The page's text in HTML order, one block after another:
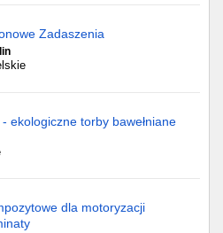
Zadaszenia
ekologiczne torby bawełniane
dla motoryzacji